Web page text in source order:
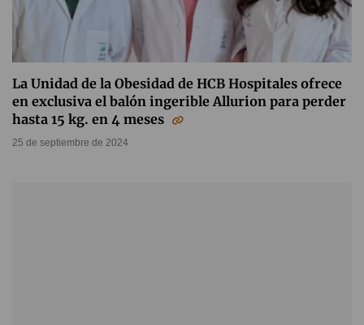
La Unidad de la Obesidad de HCB Hospitales ofrece
en exclusiva el balón ingerible Allurion para perder
hasta 15 kg. en 4 meses
25 de septiembre de 2024